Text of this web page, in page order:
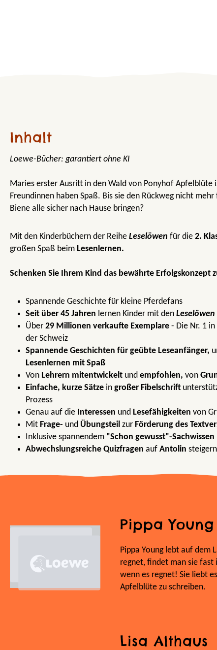
Inhalt
Loewe-Bücher: garantiert ohne KI
Maries erster Ausritt in den Wald von Ponyhof Apfelblüte
Freundinnen haben Spaß. Bis sie den Rückweg nicht
Biene alle sicher nach Hause bringen?
Mit den Kinderbüchern der Reihe Leselöwen für die 2.
großen Spaß beim Lesenlernen.
Schenken Sie Ihrem Kind das bewährte Erfolgskonzept
Spannende Geschichte für kleine Pferdefans
Seit über 45 Jahren lernen Kinder mit den Leselöwen
Über 29 Millionen verkaufte Exemplare - Die Nr. 1
der Schweiz
Spannende Geschichten für geübte Leseanfänger,
Lesenlernen mit Spaß
Von Lehrern mitentwickelt und empfohlen, von
Einfache, kurze Sätze in großer Fibelschrift
Prozess
Genau auf die Interessen und Lesefähigkeiten von
Mit Frage- und Übungsteil zur Förderung des
Inklusive spannendem "Schon gewusst"-Sachwissen
Abwechslungsreiche Quizfragen auf Antolin
Pippa Young
Pippa Young lebt auf dem
regnet, findet man sie fast
wenn es regnet! Sie liebt
Apfelblüte zu schreiben.
Lisa Althaus